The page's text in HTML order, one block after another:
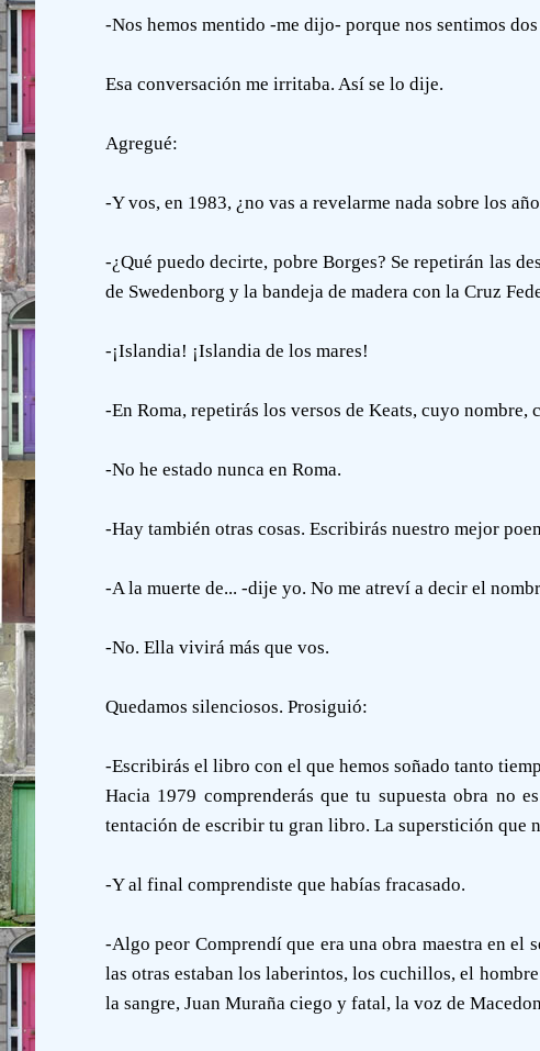
-Nos hemos mentido -me dijo- porque nos sentimos
Esa conversación me irritaba. Así se lo dije.
Agregué:
-Y vos, en 1983, ¿no vas a revelarme nada sobre los
-¿Qué puedo decirte, pobre Borges? Se repetirán las
de Swedenborg y la bandeja de madera con la Cruz
-¡Islandia! ¡Islandia de los mares!
-En Roma, repetirás los versos de Keats, cuyo nombre,
-No he estado nunca en Roma.
-Hay también otras cosas. Escribirás nuestro mejor
-A la muerte de... -dije yo. No me atreví a decir el
-No. Ella vivirá más que vos.
Quedamos silenciosos. Prosiguió:
-Escribirás el libro con el que hemos soñado tanto
Hacia 1979 comprenderás que tu supuesta obra no
tentación de escribir tu gran libro. La superstición que
-Y al final comprendiste que habías fracasado.
-Algo peor Comprendí que era una obra maestra en el
las otras estaban los laberintos, los cuchillos, el
la sangre, Juan Muraña ciego y fatal, la voz de